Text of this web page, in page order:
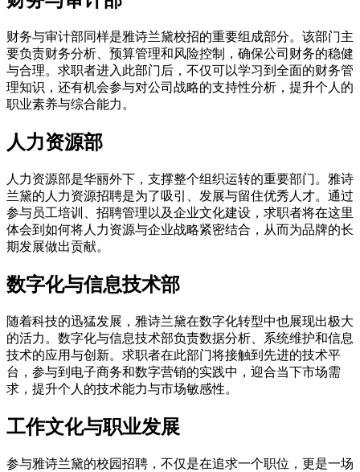
财务与审计部同样是雅诗兰黛校招的重要组成部分。该部门主
要负责财务分析、预算管理和风险控制，确保公司财务的稳健
与合理。求职者进入此部门后，不仅可以学习到全面的财务管
理知识，还有机会参与对公司战略的支持性分析，提升个人的
职业素养与综合能力。
人力资源部
人力资源部是华丽外下，支撑整个组织运转的重要部门。雅诗
兰黛的人力资源招聘是为了吸引、发展与留住优秀人才。通过
参与员工培训、招聘管理以及企业文化建设，求职者将在这里
体会到如何将人力资源与企业战略紧密结合，从而为品牌的长
期发展做出贡献。
数字化与信息技术部
随着科技的迅猛发展，雅诗兰黛在数字化转型中也展现出极大
的活力。数字化与信息技术部负责数据分析、系统维护和信息
技术的应用与创新。求职者在此部门将接触到先进的技术平
台，参与到电子商务和数字营销的实践中，迎合当下市场需
求，提升个人的技术能力与市场敏感性。
工作文化与职业发展
参与雅诗兰黛的校园招聘，不仅是在追求一个职位，更是一场